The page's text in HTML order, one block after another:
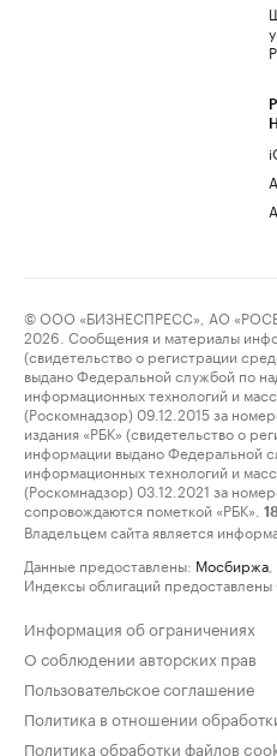
© ООО «БИЗНЕСПРЕСС», АО
2026. Сообщения и материалы
(свидетельство о регистрации
выдано Федеральной службой по
информационных технологий и
(Роскомнадзор) 09.12.2015 за
издания «РБК» (свидетельство о
информации выдано Федеральной
информационных технологий и
(Роскомнадзор) 03.12.2021 за
сопровождаются пометкой «РБК».
Владельцем сайта является
Данные предоставлены: Мосбиржа
Индексы облигаций предоставлены
Информация об ограничениях
О соблюдении авторских прав
Пользовательское соглашение
Политика в отношении
Политика обработки файлов